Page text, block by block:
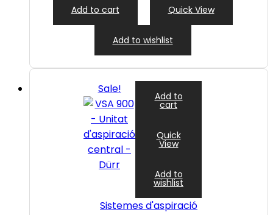
Add to cart Quick View
Add to wishlist
Sale!
Add to
cart
Quick
View
Add to
wishlist
Sistemes d'aspiració